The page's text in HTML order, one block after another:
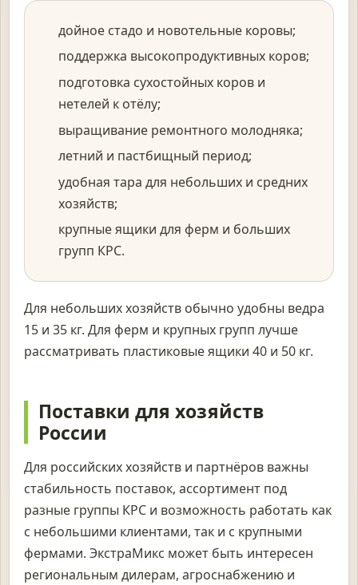
дойное стадо и новотельные коровы;
поддержка высокопродуктивных коров;
подготовка сухостойных коров и
нетелей к отёлу;
выращивание ремонтного молодняка;
летний и пастбищный период;
удобная тара для небольших и средних
хозяйств;
крупные ящики для ферм и больших
групп КРС.
Для небольших хозяйств обычно удобны ведра
15 и 35 кг. Для ферм и крупных групп лучше
рассматривать пластиковые ящики 40 и 50 кг.
Поставки для хозяйств
России
Для российских хозяйств и партнёров важны
стабильность поставок, ассортимент под
разные группы КРС и возможность работать как
с небольшими клиентами, так и с крупными
фермами. ЭкстраМикс может быть интересен
региональным дилерам, агроснабжению и